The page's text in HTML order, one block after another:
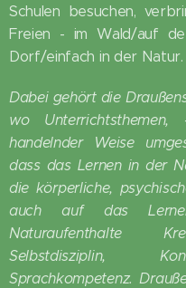
Schulen besuchen,
Freien - im Wald/auf
Dorf/einfach in der Natur.
Dabei gehört die
wo
handelnder Weise
dass das Lernen in der
die körperliche,
auch auf das
Naturaufenthalte
Selbstdisziplin,
Sprachkompetenz.